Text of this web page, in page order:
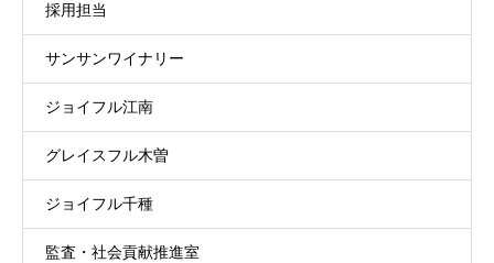
採用担当
サンサンワイナリー
ジョイフル江南
グレイスフル木曽
ジョイフル千種
監査・社会貢献推進室